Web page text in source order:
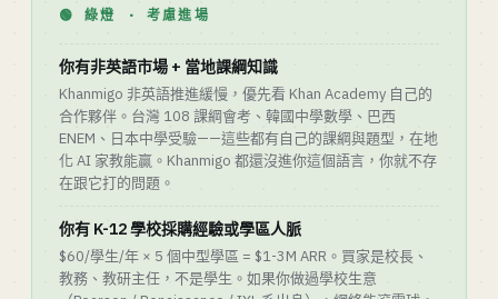
🟢 綠燈 · 考慮進場
你有非英語市場 + 當地課綱知識
Khanmigo 非英語推進緩慢，優先看 Khan Academy 自己的
合作夥伴。台灣 108 課綱會考、韓國中學數學、巴西
ENEM、日本中學受驗——這些都有自己的課綱與題型，在地
化 AI 家教能贏。Khanmigo 都還沒進你這個語言，你就不存
在跟它打的問題。
你有 K-12 學校採購經驗或學區人脈
$60/學生/年 × 5 個中型學區 = $1-3M ARR。買家是校長、
教務、教研主任，不是學生。如果你做過學校生意